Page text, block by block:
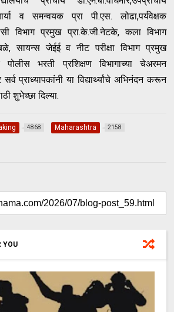
व समन्वयक प्रा पी.एस. लोढा,पर्यवेक्षक
विभाग प्रमुख प्रा.के.जी.नेटके, कला विभाग
सायन्स जेईई व नीट परीक्षा विभाग प्रमुख
पोलीस भरती प्रशिक्षण विभागाच्या चेअरमन
प्राध्यापकांनी या विद्यार्थ्यांचे अभिनंदन करून
शुभेच्छा दिल्या.
4868 Maharashtra 2158
YOU